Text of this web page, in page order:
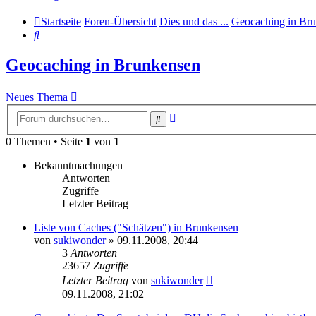
Startseite Foren-Übersicht Dies und das ... Geocaching in
Suche
Geocaching in Brunkensen
Neues Thema
Suche
0 Themen • Seite 1 von 1
Bekanntmachungen
Antworten
Zugriffe
Letzter Beitrag
Liste von Caches ("Schätzen") in Brunkensen
von sukiwonder» 09.11.2008, 20:44
3 Antworten
23657 Zugriffe
Letzter Beitrag von sukiwonder
09.11.2008, 21:02